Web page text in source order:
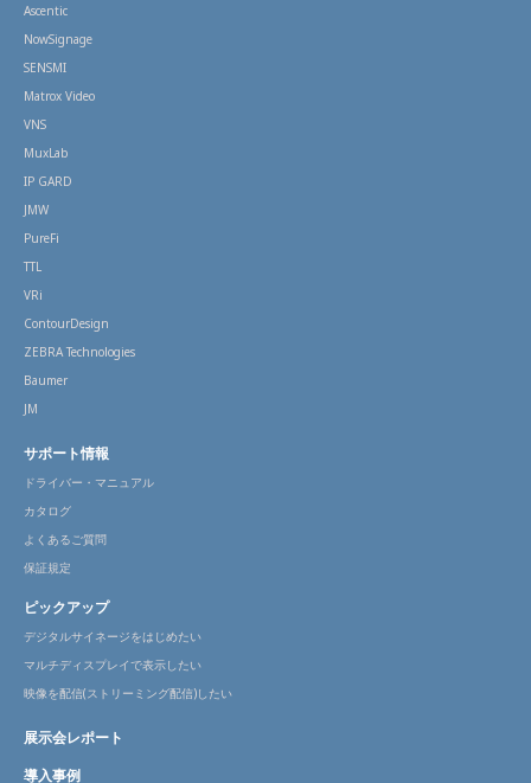
Ascentic
NowSignage
SENSMI
Matrox Video
VNS
MuxLab
IP GARD
JMW
PureFi
TTL
VRi
ContourDesign
ZEBRA Technologies
Baumer
JM
サポート情報
ドライバー・マニュアル
カタログ
よくあるご質問
保証規定
ピックアップ
デジタルサイネージをはじめたい
マルチディスプレイで表示したい
映像を配信(ストリーミング配信)したい
展示会レポート
導入事例